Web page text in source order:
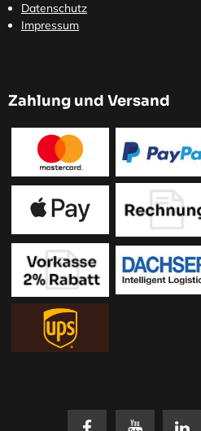
Datenschutz
Impressum
Zahlung und Versand